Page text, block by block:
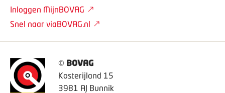
© BOVAG
Kosterijland 15
3981 AJ Bunnik
Inloggen MijnBOVAG
Snel naar viaBOVAG.nl